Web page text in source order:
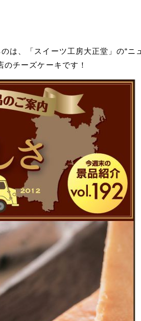
は、「スイーツ工房大正堂」の“ニ
チーズケーキです！